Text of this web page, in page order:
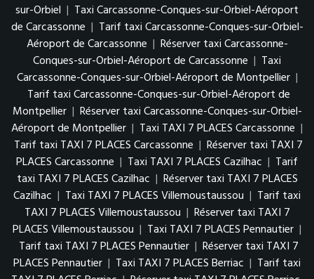
sur-Orbiel | Taxi Carcassonne-Conques-sur-Orbiel-Aéroport
de Carcassonne | Tarif taxi Carcassonne-Conques-sur-Orbiel-
Aéroport de Carcassonne | Réserver taxi Carcassonne-
Conques-sur-Orbiel-Aéroport de Carcassonne | Taxi
Carcassonne-Conques-sur-Orbiel-Aéroport de Montpellier |
Tarif taxi Carcassonne-Conques-sur-Orbiel-Aéroport de
Montpellier | Réserver taxi Carcassonne-Conques-sur-Orbiel-
Aéroport de Montpellier | Taxi TAXI 7 PLACES Carcassonne |
Tarif taxi TAXI 7 PLACES Carcassonne | Réserver taxi TAXI 7
PLACES Carcassonne | Taxi TAXI 7 PLACES Cazilhac | Tarif
taxi TAXI 7 PLACES Cazilhac | Réserver taxi TAXI 7 PLACES
Cazilhac | Taxi TAXI 7 PLACES Villemoustaussou | Tarif taxi
TAXI 7 PLACES Villemoustaussou | Réserver taxi TAXI 7
PLACES Villemoustaussou | Taxi TAXI 7 PLACES Pennautier |
Tarif taxi TAXI 7 PLACES Pennautier | Réserver taxi TAXI 7
PLACES Pennautier | Taxi TAXI 7 PLACES Berriac | Tarif taxi